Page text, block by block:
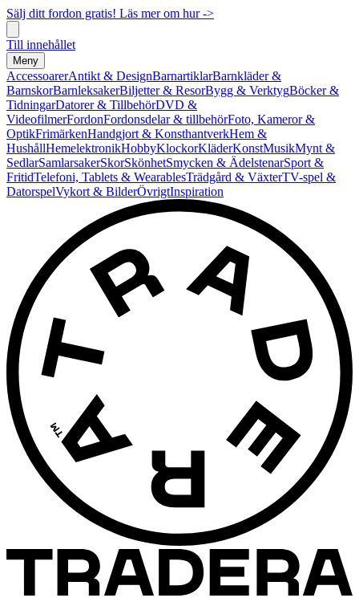
Sälj ditt fordon gratis! Läs mer om hur ->
Till innehållet
Meny
AccessoarerAntikt & DesignBarnartiklarBarnkläder &
BarnskorBarnleksakerBiljetter & ResorBygg & VerktygBöcker &
TidningarDatorer & TillbehörDVD &
VideofilmerFordonFordonsdelar & tillbehörFoto, Kameror &
OptikFrimärkenHandgjort & KonsthantverkHem &
HushållHemelektronikHobbyKlockorKläderKonstMusikMynt &
SedlarSamlarsakerSkorSkönhetSmycken & ÄdelstenarSport &
FritidTelefoni, Tablets & WearablesTrädgård & VäxterTV-spel &
DatorspelVykort & BilderÖvrigtInspiration